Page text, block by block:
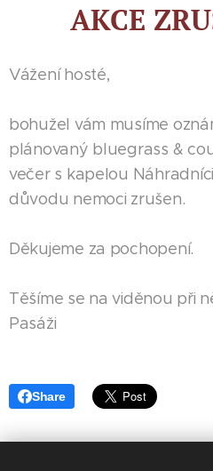
AKCE
Vážení hosté,
bohužel vám musíme
plánovaný bluegrass &
večer s kapelou
důvodu nemoci zrušen.
Děkujeme za pochopení.
Těšíme se na viděnou při
Pasáži 🤍🎶
Share